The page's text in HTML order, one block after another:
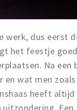
werk, dus eerst
het feestje
Na
en wat men
heeft
uitzondering.